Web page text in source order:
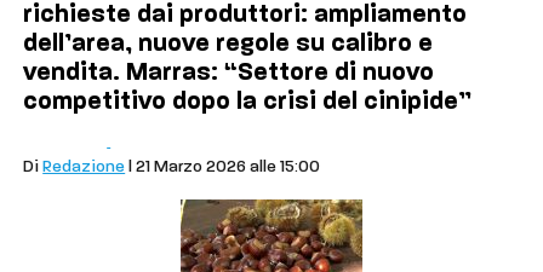
richieste dai produttori: ampliamento
dell’area, nuove regole su calibro e
vendita. Marras: “Settore di nuovo
competitivo dopo la crisi del cinipide”
Di Redazione | 21 Marzo 2026 alle 15:00